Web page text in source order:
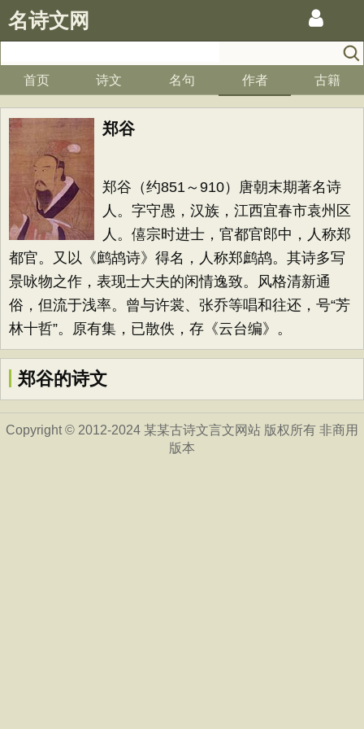
名诗文网
首页 诗文 名句 作者 古籍
郑谷
郑谷（约851～910）唐朝末期著名诗
人。字守愚，汉族，江西宜春市袁州区
人。僖宗时进士，官都官郎中，人称郑
都官。又以《鹧鸪诗》得名，人称郑鹧鸪。其诗多写
景咏物之作，表现士大夫的闲情逸致。风格清新通
俗，但流于浅率。曾与许裳、张乔等唱和往还，号“芳
林十哲”。原有集，已散佚，存《云台编》。
郑谷的诗文
Copyright © 2012-2024 某某古诗文言文网站 版权所有 非商用
版本